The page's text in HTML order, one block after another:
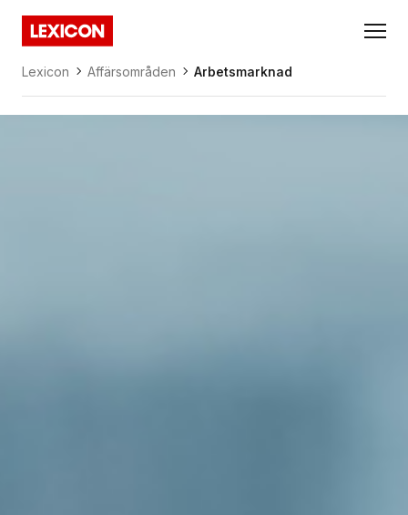
Gå direkt till huvudinnehållet
Lexicon
Lexicon Affärsområden Arbetsmarknad